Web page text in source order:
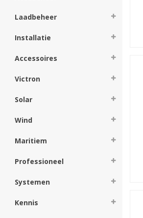
Laadbeheer
Installatie
Accessoires
Victron
Solar
Wind
Maritiem
Professioneel
Systemen
Kennis